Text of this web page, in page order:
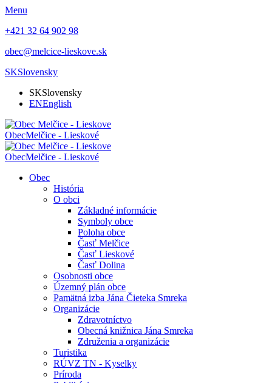
Menu
+421 32 64 902 98
obec@melcice-lieskove.sk
SKSlovensky
SKSlovensky
ENEnglish
ObecMelčice - Lieskové
ObecMelčice - Lieskové
Obec
História
O obci
Základné informácie
Symboly obce
Poloha obce
Časť Melčice
Časť Lieskové
Časť Dolina
Osobnosti obce
Územný plán obce
Pamätná izba Jána Čieteka Smreka
Organizácie
Zdravotníctvo
Obecná knižnica Jána Smreka
Združenia a organizácie
Turistika
RÚVZ TN - Kyselky
Príroda